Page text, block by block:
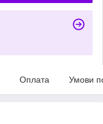
Оплата Умови